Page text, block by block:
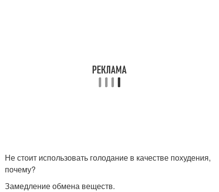
Не стоит использовать голодание в качестве похудения,
почему?
Замедление обмена веществ.